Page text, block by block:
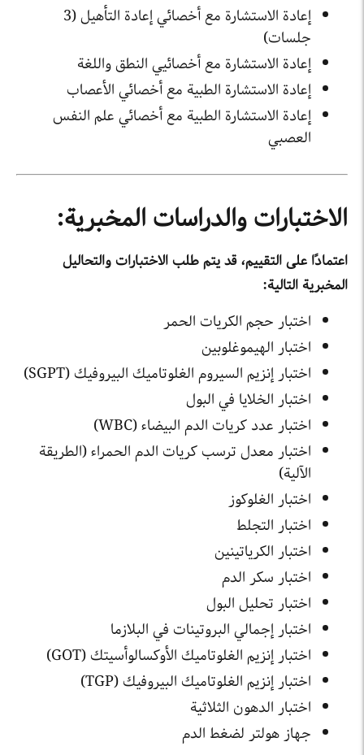
إعادة الاستشارة مع أخصائي إعادة التأهيل (3
جلسات)
إعادة الاستشارة مع أخصائيي النطق واللغة
إعادة الاستشارة الطبية مع أخصائي الأعصاب
إعادة الاستشارة الطبية مع أخصائي علم النفس
العصبي
الاختبارات والدراسات المخبرية:
اعتمادًا على التقييم، قد يتم طلب الاختبارات والتحاليل
المخبرية التالية:
اختبار حجم الكريات الحمر
اختبار الهيموغلوبين
اختبار إنزيم السيروم الغلوتاميك البيروفيك (SGPT)
اختبار الخلايا في البول
اختبار عدد كريات الدم البيضاء (WBC)
اختبار معدل ترسب كريات الدم الحمراء (الطريقة
الآلية)
اختبار الغلوكوز
اختبار التجلط
اختبار الكرياتينين
اختبار سكر الدم
اختبار تحليل البول
اختبار إجمالي البروتينات في البلازما
اختبار إنزيم الغلوتاميك الأوكسالوأسيتك (GOT)
اختبار إنزيم الغلوتاميك البيروفيك (TGP)
اختبار الدهون الثلاثية
جهاز هولتر لضغط الدم